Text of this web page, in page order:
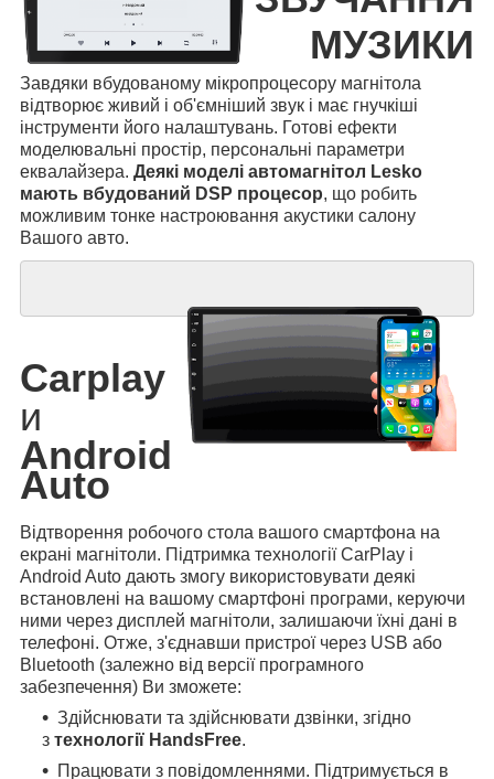
МУЗИКИ
Завдяки вбудованому мікропроцесору магнітола
відтворює живий і об'ємніший звук і має гнучкіші
інструменти його налаштувань. Готові ефекти
моделювальні простір, персональні параметри
еквалайзера. Деякі моделі автомагнітол Lesko
мають вбудований DSP процесор, що робить
можливим тонке настроювання акустики салону
Вашого авто.
Carplay
и
Android
Auto
Відтворення робочого стола вашого смартфона на
екрані магнітоли. Підтримка технології CarPlay і
Android Auto дають змогу використовувати деякі
встановлені на вашому смартфоні програми, керуючи
ними через дисплей магнітоли, залишаючи їхні дані в
телефоні. Отже, з'єднавши пристрої через USB або
Bluetooth (залежно від версії програмного
забезпечення) Ви зможете:
Здійснювати та здійснювати дзвінки, згідно
з технології HandsFree.
Працювати з повідомленнями. Підтримується в